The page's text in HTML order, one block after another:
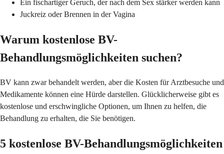
Ein fischartiger Geruch, der nach dem Sex stärker werden kann
Juckreiz oder Brennen in der Vagina
Warum kostenlose BV-
Behandlungsmöglichkeiten suchen?
BV kann zwar behandelt werden, aber die Kosten für Arztbesuche und
Medikamente können eine Hürde darstellen. Glücklicherweise gibt es
kostenlose und erschwingliche Optionen, um Ihnen zu helfen, die
Behandlung zu erhalten, die Sie benötigen.
5 kostenlose BV-Behandlungsmöglichkeiten